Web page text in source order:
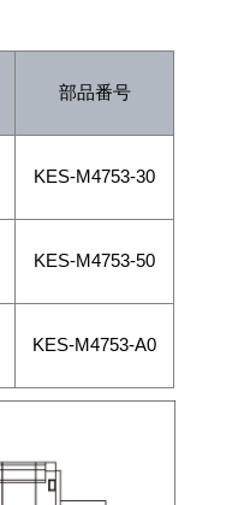
部品番号
KES-M4753-30
KES-M4753-50
KES-M4753-A0